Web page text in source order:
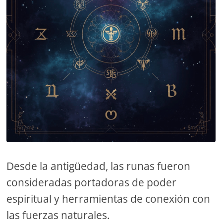
Desde la antigüedad, las runas fueron
consideradas portadoras de poder
espiritual y herramientas de conexión con
las fuerzas naturales.